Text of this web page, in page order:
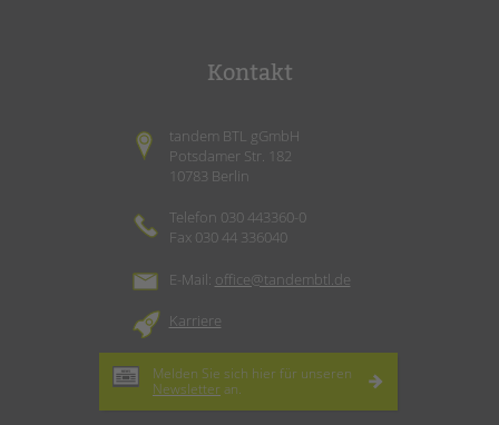
Kontakt
tandem BTL gGmbH
Potsdamer Str. 182
10783 Berlin
Telefon 030 443360-0
Fax 030 44 336040
E-Mail: office@tandembtl.de
Karriere
Melden Sie sich hier für unseren
Newsletter an.